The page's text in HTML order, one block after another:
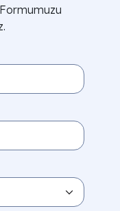
Formumuzu